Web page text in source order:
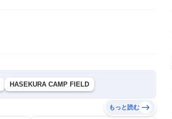
HASEKURA CAMP FIELD
もっと読む